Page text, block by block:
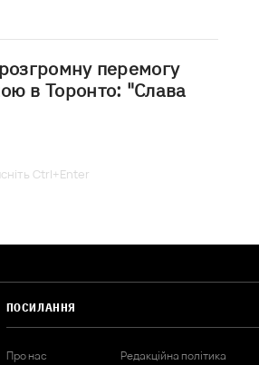
перемогу
в Торонто: "Слава
Ctrl+Enter
ПОСИЛАННЯ
Про нас
Редакційна політика